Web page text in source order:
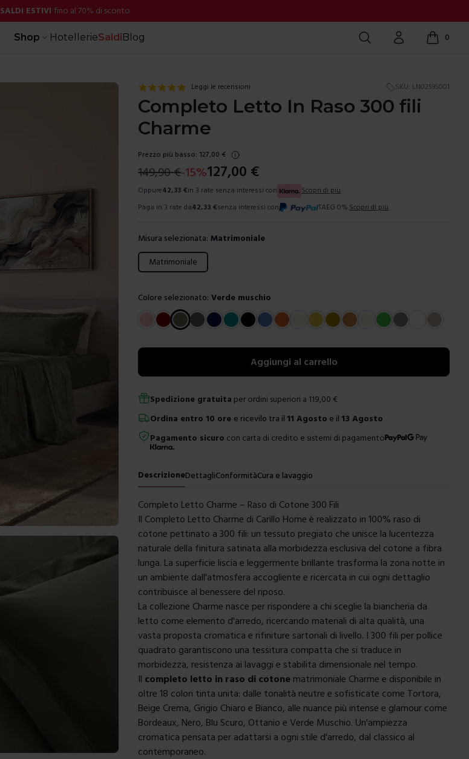
SALDI ESTIVI fino al 70% di sconto
Shop HotellerieSaldiBlog Cerca Account 0
items in
Leggi le recensioni SKU: LN02595001
Completo Letto In Raso 300 fili
Charme
Prezzo più basso: 127,00 €
149,90€-15%127,00 €
Oppure42,33 €in 3 rate senza interessi con
Scopri di più
Paga in 3 rate da42,33 €senza interessi con TAEG 0%. Scopri di più
Misura selezionata: Matrimoniale
Scegli una misura
Matrimoniale
Colore selezionato: Verde muschio
Scegli un colore
Aggiungi al carrello
Spedizione gratuita per ordini superiori a 119,00 €
Ordina entro10 ore e ricevilo tra il11 Agosto e il 13 Agosto
Pagamento sicuro con carta di credito e sistemi di pagamento
DescrizioneDettagliConformitàCura e lavaggio
Completo Letto Charme – Raso di Cotone 300 Fili
Il Completo Letto Charme di Carillo Home è realizzato in 100% raso di
cotone pettinato a 300 fili: un tessuto pregiato che unisce la lucentezza
naturale della finitura satinata alla morbidezza esclusiva del cotone a fibra
lunga. La superficie liscia e leggermente brillante trasforma la zona notte in
un ambiente dall'atmosfera accogliente e ricercata in cui ogni dettaglio
contribuisce al benessere del riposo.
La collezione Charme nasce per rispondere a chi sceglie la biancheria da
letto come elemento d'arredo, ricercando materiali di alta qualità, una
vasta proposta cromatica e rifiniture sartoriali di livello. I 300 fili per pollice
quadrato garantiscono una tessitura compatta che si traduce in
morbidezza, resistenza ai lavaggi e stabilita dimensionale nel tempo.
Il completo letto in raso di cotone matrimoniale Charme e disponibile in
oltre 18 colori tinta unita: dalle tonalità neutre e sofisticate come Tortora,
Beige Crema, Grigio Chiaro e Bianco, alle nuance più intense e glamour come
Bordeaux, Nero, Blu Scuro, Ottanio e Verde Muschio. Un'ampiezza
cromatica pensata per adattarsi a ogni stile d'arredo, dal classico al
contemporaneo.